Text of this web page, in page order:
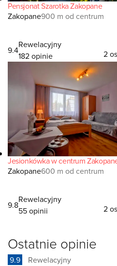
Pensjonat Szarotka Zakopane
Zakopane900 m od centrum
9.4
Rewelacyjny
182 opinie
2
Jesionkówka w centrum
Zakopane600 m od centrum
9.8
Rewelacyjny
55 opinii
2
Ostatnie opinie
9.9 Rewelacyjny